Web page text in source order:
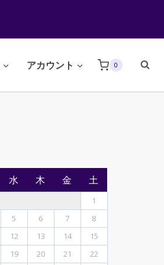
アカウント 0
水 木 金 土
1
5 6 7
8
12 13 14
15
19 20 21
22